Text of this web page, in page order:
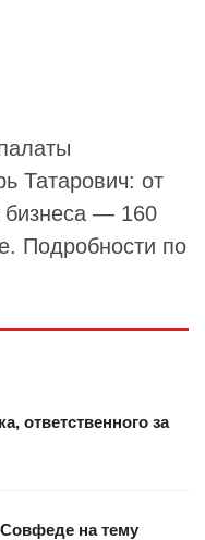
Татарович: от
бизнеса — 160
Подробности по
ответственного за
на тему